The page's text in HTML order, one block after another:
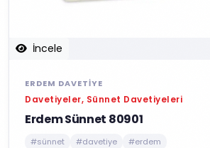
İncele
ERDEM DAVETIYE
Davetiyeler, Sünnet Davetiyeleri
Erdem Sünnet 80901
#sünnet #davetiye #erdem